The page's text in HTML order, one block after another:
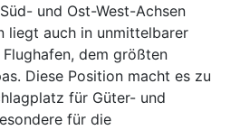
und Ost-West-Achsen
liegt auch in unmittelbarer
dem größten
Diese Position macht es zu
für Güter- und
für die